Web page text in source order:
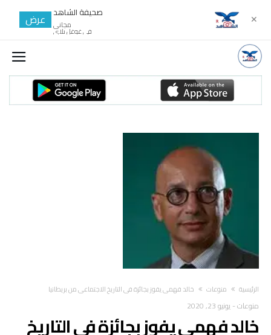
‫الرئيسية‬ منوعات خالد فهمي يفوز بجائزة في التاريخ الاجتماعي من بريطانيا
منوعات- يونيو 23, 2020
خالد فهمي يفوز بجائزة في التاريخ
✕ صحيفة الشاهد
مجانى
في غوغل بلاي
عرض